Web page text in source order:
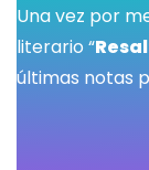
Una vez por
literario “
últimas notas